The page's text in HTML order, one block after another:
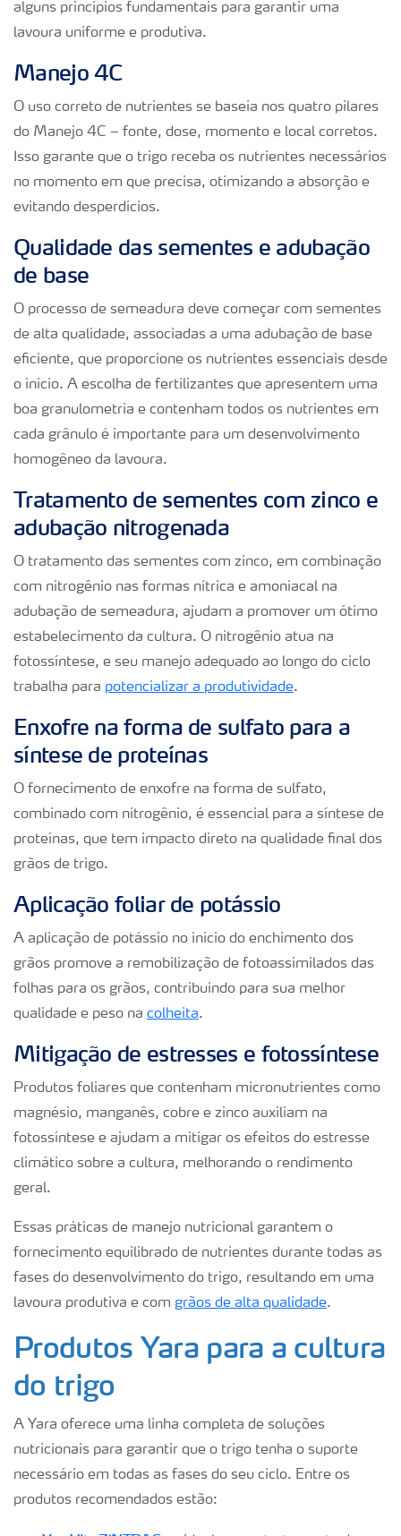
alguns princípios fundamentais para garantir uma
lavoura uniforme e produtiva.
Manejo 4C
O uso correto de nutrientes se baseia nos quatro pilares
do Manejo 4C – fonte, dose, momento e local corretos.
Isso garante que o trigo receba os nutrientes necessários
no momento em que precisa, otimizando a absorção e
evitando desperdícios.
Qualidade das sementes e adubação
de base
O processo de semeadura deve começar com sementes
de alta qualidade, associadas a uma adubação de base
eficiente, que proporcione os nutrientes essenciais desde
o início. A escolha de fertilizantes que apresentem uma
boa granulometria e contenham todos os nutrientes em
cada grânulo é importante para um desenvolvimento
homogêneo da lavoura.
Tratamento de sementes com zinco e
adubação nitrogenada
O tratamento das sementes com zinco, em combinação
com nitrogênio nas formas nítrica e amoniacal na
adubação de semeadura, ajudam a promover um ótimo
estabelecimento da cultura. O nitrogênio atua na
fotossíntese, e seu manejo adequado ao longo do ciclo
trabalha para potencializar a produtividade.
Enxofre na forma de sulfato para a
síntese de proteínas
O fornecimento de enxofre na forma de sulfato,
combinado com nitrogênio, é essencial para a síntese de
proteínas, que tem impacto direto na qualidade final dos
grãos de trigo.
Aplicação foliar de potássio
A aplicação de potássio no início do enchimento dos
grãos promove a remobilização de fotoassimilados das
folhas para os grãos, contribuindo para sua melhor
qualidade e peso na colheita.
Mitigação de estresses e fotossíntese
Produtos foliares que contenham micronutrientes como
magnésio, manganês, cobre e zinco auxiliam na
fotossíntese e ajudam a mitigar os efeitos do estresse
climático sobre a cultura, melhorando o rendimento
geral.
Essas práticas de manejo nutricional garantem o
fornecimento equilibrado de nutrientes durante todas as
fases do desenvolvimento do trigo, resultando em uma
lavoura produtiva e com grãos de alta qualidade.
Produtos Yara para a cultura
do trigo
A Yara oferece uma linha completa de soluções
nutricionais para garantir que o trigo tenha o suporte
necessário em todas as fases do seu ciclo. Entre os
produtos recomendados estão: